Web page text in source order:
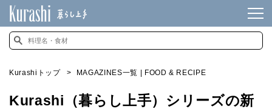
Kurashiトップ MAGAZINES一覧 | FOOD & RECIPE
Kurashi（暮らし上手）シリーズの新